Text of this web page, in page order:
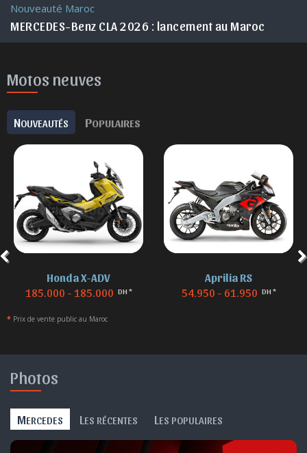
Nouveauté Maroc
MERCEDES-Benz CLA 2026 : lancement au Maroc
Motos neuves
NOUVEAUTÉS POPULAIRES
Aprilia RS
54.950 - 61.950 DH *
BMW F 850
155.000 - 155.000 DH *
* Prix de vente public au Maroc
Photos
MERCEDES L ES RÉCENTES L ES POPULAIRES